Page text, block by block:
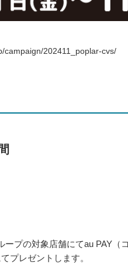
campaign/202411_poplar-cvs/
プの対象店舗にてau PAY
プレゼントします。